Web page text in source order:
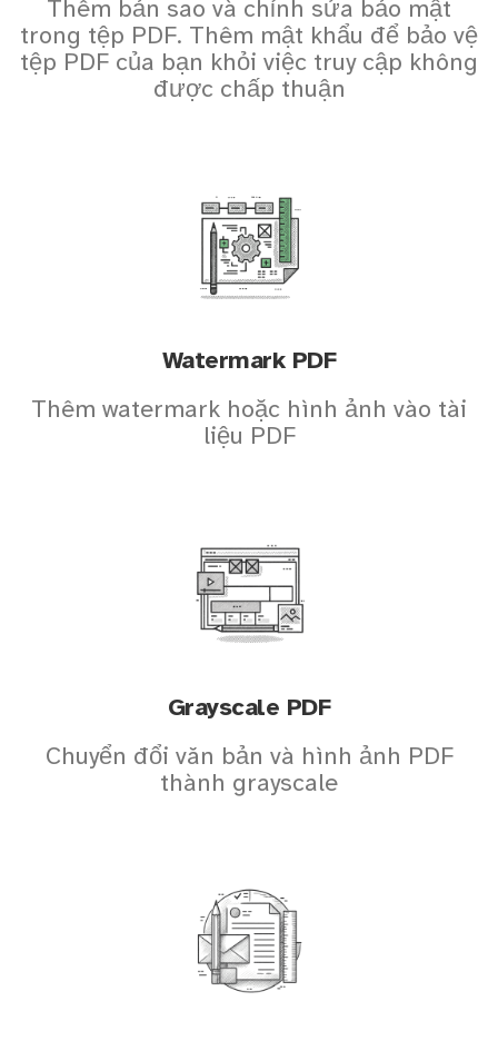
Thêm bản sao và chỉnh sửa bảo mật
trong tệp PDF. Thêm mật khẩu để bảo vệ
tệp PDF của bạn khỏi việc truy cập không
được chấp thuận
Watermark PDF
Thêm watermark hoặc hình ảnh vào tài
liệu PDF
Grayscale PDF
Chuyển đổi văn bản và hình ảnh PDF
thành grayscale